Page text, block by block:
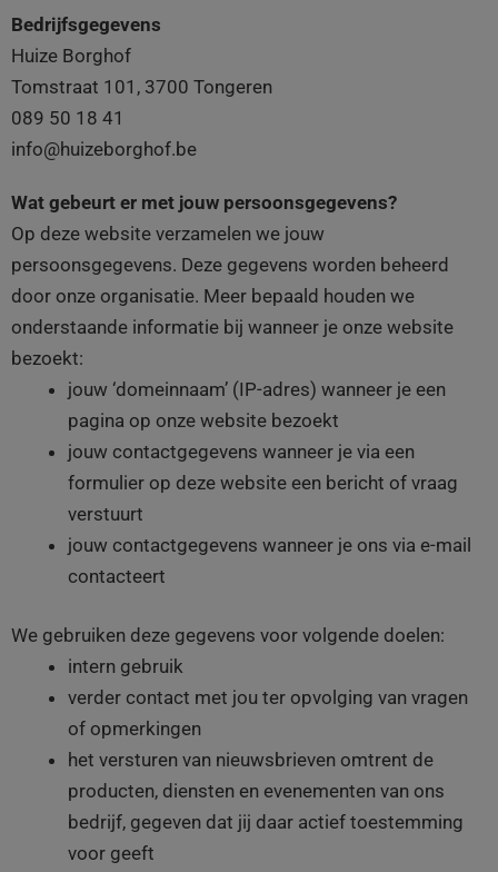
Bedrijfsgegevens
Huize Borghof
Tomstraat 101, 3700 Tongeren
089 50 18 41
info@huizeborghof.be
Wat gebeurt er met jouw persoonsgegevens?
Op deze website verzamelen we jouw
persoonsgegevens. Deze gegevens worden beheerd
door onze organisatie. Meer bepaald houden we
onderstaande informatie bij wanneer je onze website
bezoekt:
jouw ‘domeinnaam’ (IP-adres) wanneer je een
pagina op onze website bezoekt
jouw contactgegevens wanneer je via een
formulier op deze website een bericht of vraag
verstuurt
jouw contactgegevens wanneer je ons via e-mail
contacteert
We gebruiken deze gegevens voor volgende doelen:
intern gebruik
verder contact met jou ter opvolging van vragen
of opmerkingen
het versturen van nieuwsbrieven omtrent de
producten, diensten en evenementen van ons
bedrijf, gegeven dat jij daar actief toestemming
voor geeft